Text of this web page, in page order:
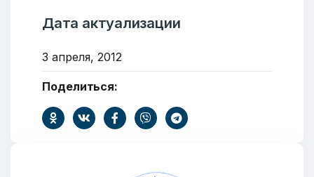
Ваше имя
E-mail
Дата актуализации
3 апреля, 2012
Поделиться: